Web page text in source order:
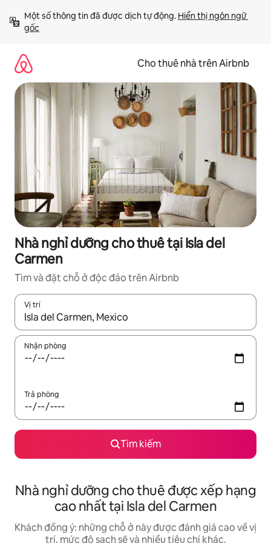
đến
Một số thông tin đã được dịch tự động. Hiển thị ngôn ngữ
gốc
Cho thuê nhà trên Airbnb
Nhà nghỉ dưỡng cho thuê tại Isla del
Carmen
Tìm và đặt chỗ ở độc đáo trên Airbnb
Vị trí
Khi có kết quả, hãy điều hướng bằng phím mũi tên lên và
Nhận phòng
Trả phòng
Tìm kiếm
Nhà nghỉ dưỡng cho thuê được xếp hạng
cao nhất tại Isla del Carmen
Khách đồng ý: những chỗ ở này được đánh giá cao về vị
trí, mức độ sạch sẽ và nhiều tiêu chí khác.